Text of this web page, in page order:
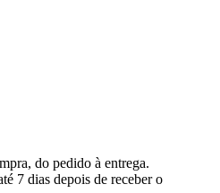
do pedido à entrega.
7 dias depois de receber o